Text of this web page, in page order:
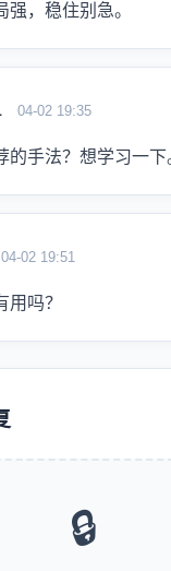
，稳住别急。
04-02 19:35
的手法？想学习一下
04-02 19:51
吗？
🔒